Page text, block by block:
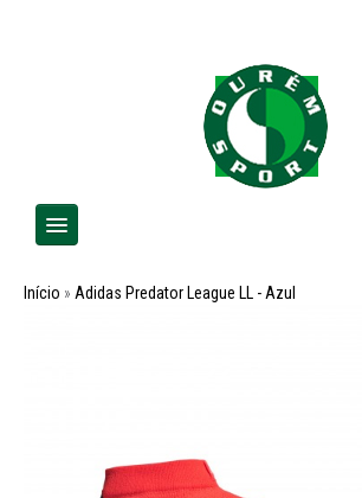
Homem
PROMOÇÕES
Início » Adidas Predator League LL - Azul